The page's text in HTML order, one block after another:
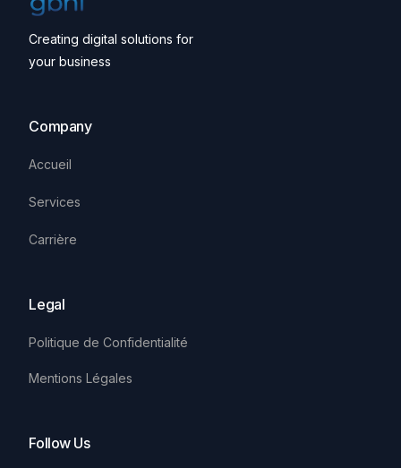
Creating digital solutions for
your business
Company
Accueil
Services
Carrière
Legal
Politique de Confidentialité
Mentions Légales
Follow Us